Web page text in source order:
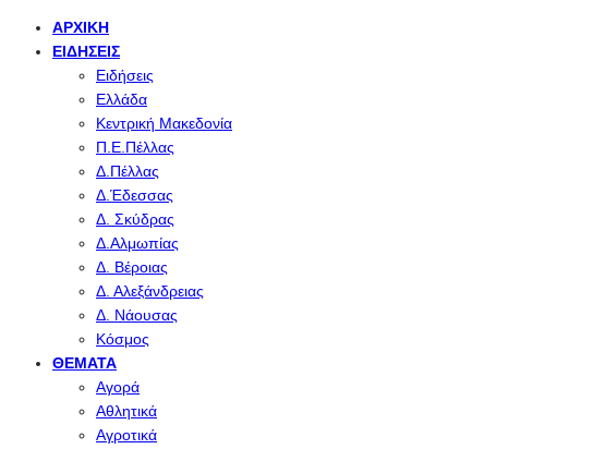
ΑΡΧΙΚΉ
ΕΙΔΉΣΕΙΣ
Ειδήσεις
Ελλάδα
Κεντρική Μακεδονία
Π.Ε.Πέλλας
Δ.Πέλλας
Δ.Έδεσσας
Δ. Σκύδρας
Δ.Αλμωπίας
Δ. Βέροιας
Δ. Αλεξάνδρειας
Δ. Νάουσας
Κόσμος
ΘΈΜΑΤΑ
Αγορά
Αθλητικά
Αγροτικά